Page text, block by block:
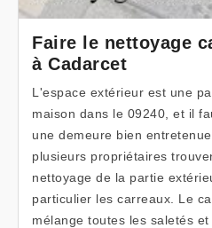
Faire le nettoyage
à Cadarcet
L'espace extérieur est une
maison dans le 09240, et il
une demeure bien
plusieurs propriétaires
nettoyage de la partie
particulier les carreaux. Le
mélange toutes les saletés